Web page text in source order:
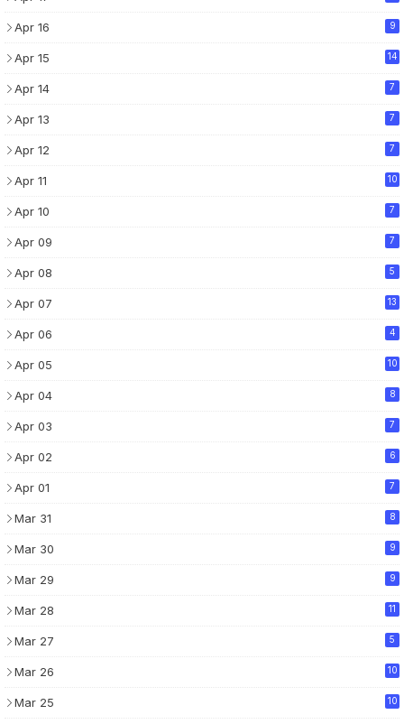
Apr 16 9
Apr 15 14
Apr 14 7
Apr 13 7
Apr 12 7
Apr 11 10
Apr 10 7
Apr 09 7
Apr 08 5
Apr 07 13
Apr 06 4
Apr 05 10
Apr 04 8
Apr 03 7
Apr 02 6
Apr 01 7
Mar 31 8
Mar 30 9
Mar 29 9
Mar 28 11
Mar 27 5
Mar 26 10
Mar 25 10